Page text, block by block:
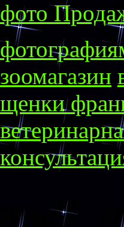
фото
зоомагазин
щенки